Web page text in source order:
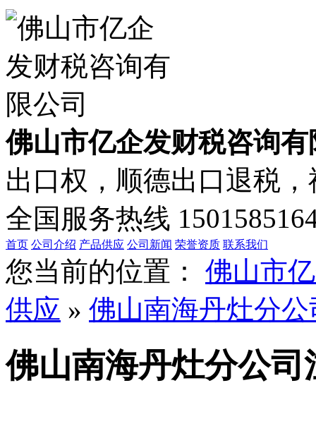
佛山市亿企发财税咨询有
出口权，顺德出口退税
全国服务热线
首页 公司介绍 产品供应 公司新闻 荣誉资质 联系我们
您当前的位置：
佛山市
供应 » 佛山南海丹灶分
佛山南海丹灶分公